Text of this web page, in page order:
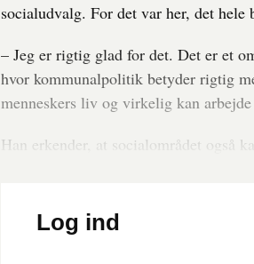
socialudvalg. For det var her, det
– Jeg er rigtig glad for det. Det er et
hvor kommunalpolitik betyder rigtig
menneskers liv og virkelig kan
Han erkender, at socialområdet også
Log ind